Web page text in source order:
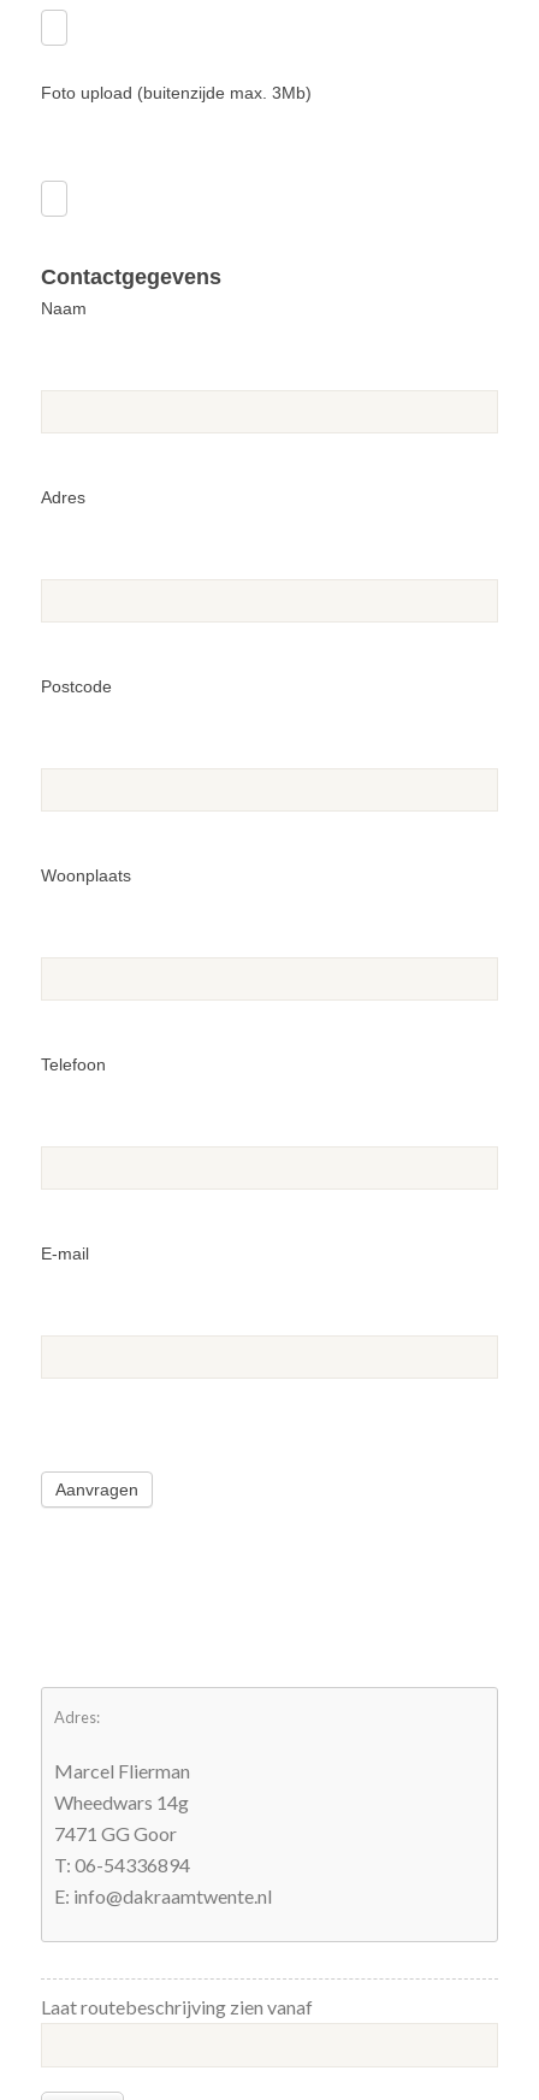
Foto upload (buitenzijde max. 3Mb)
Contactgegevens
Naam
Adres
Postcode
Woonplaats
Telefoon
E-mail
Aanvragen
Adres:
Marcel Flierman
Wheedwars 14g
7471 GG Goor
T: 06-54336894
E: info@dakraamtwente.nl
Laat routebeschrijving zien vanaf